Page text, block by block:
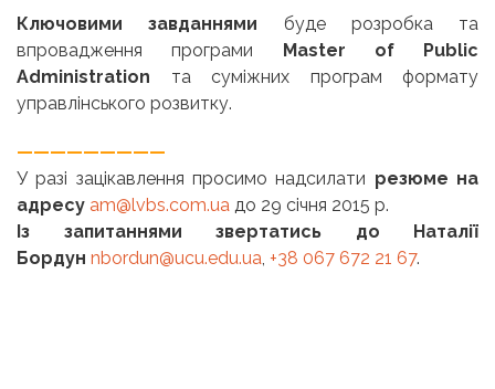
Ключовими завданнями буде розробка та
впровадження програми Master of Public
Administration та суміжних програм формату
управлінського розвитку.
—————————
У разі зацікавлення просимо надсилати резюме на
адресу am@lvbs.com.ua до 29 січня 2015 р.
Із запитаннями звертатись до Наталії
Бордун nbordun@ucu.edu.ua, +38 067 672 21 67.